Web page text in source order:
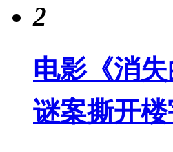
2
电影《消
谜案撕开